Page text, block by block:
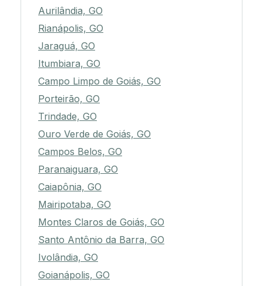
Aurilândia, GO
Rianápolis, GO
Jaraguá, GO
Itumbiara, GO
Campo Limpo de Goiás, GO
Porteirão, GO
Trindade, GO
Ouro Verde de Goiás, GO
Campos Belos, GO
Paranaiguara, GO
Caiapônia, GO
Mairipotaba, GO
Montes Claros de Goiás, GO
Santo Antônio da Barra, GO
Ivolândia, GO
Goianápolis, GO